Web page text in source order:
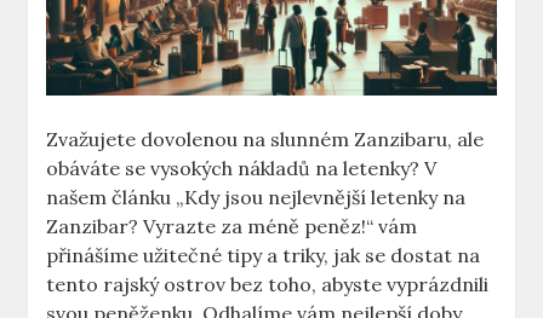
Zvažujete dovolenou na slunném Zanzibaru, ale
obáváte se vysokých nákladů na letenky? V
našem článku „Kdy jsou nejlevnější letenky na
Zanzibar? Vyrazte za méně peněz!“ vám
přinášíme užitečné tipy a triky, jak se dostat na
tento rajský ostrov bez toho, abyste vyprázdnili